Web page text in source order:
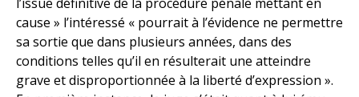
cause » l’intéressé « pourrait à l’évidence ne permettre
sa sortie que dans plusieurs années, dans des
conditions telles qu’il en résulterait une atteindre
grave et disproportionnée à la liberté d’expression ».